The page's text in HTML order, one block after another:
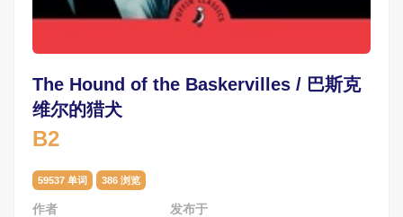
The Hound of the Baskervilles / 巴斯克
维尔的猎犬
B2
59537 单词 386 浏览
作者 发布于